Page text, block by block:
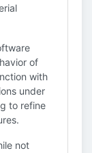
of
with
under
to refine
not